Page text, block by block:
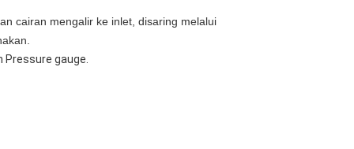
cairan mengalir ke inlet, disaring melalui
gauge.